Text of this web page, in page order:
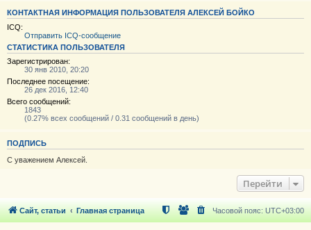
КОНТАКТНАЯ ИНФОРМАЦИЯ ПОЛЬЗОВАТЕЛЯ АЛЕКСЕЙ БОЙКО
ICQ:
Отправить ICQ-сообщение
СТАТИСТИКА ПОЛЬЗОВАТЕЛЯ
Зарегистрирован:
30 янв 2010, 20:20
Последнее посещение:
26 дек 2016, 12:40
Всего сообщений:
1843
(0.27% всех сообщений / 0.31 сообщений в день)
ПОДПИСЬ
С уважением Алексей.
Перейти
Сайт, статьи Главная страница Часовой пояс: UTC+03:00